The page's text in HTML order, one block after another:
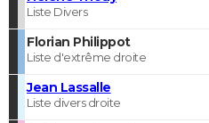
Liste Divers
Florian Philippot
Liste d'extrême droite
Jean Lassalle
Liste divers droite